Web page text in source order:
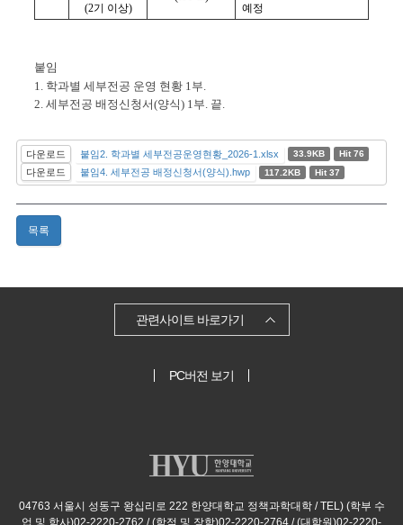
(2기 이상)
예정
붙임
1. 학과별 세부전공 운영 현황 1부.
2. 세부전공 배정신청서(양식) 1부. 끝.
다운로드 붙임2. 학과별 세부전공운영현황_2026-1.xlsx 33.9KB Hit 76
다운로드 붙임4. 세부전공 배정신청서(양식).hwp 117.2KB Hit 37
목록
관련사이트 바로가기
PC버전 보기
04763 서울시 성동구 왕십리로 222 한양대학교 정책과학대학 / TEL) (학부 수
업 및 학사)02-2220-2762 / (학적 및 장학)02-2220-2764 / (대학원)02-2220-